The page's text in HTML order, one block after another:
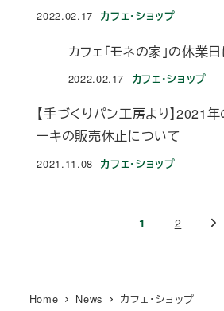
投稿日
2022.02.17 カフェ・ショップ
カフェ「モネの家」の休業
投稿日
2022.02.17 カフェ・ショップ
【手づくりパン工房より】2021
ーキの販売休止について
投稿日
2021.11.08 カフェ・ショップ
1 2
Home News カフェ・ショップ